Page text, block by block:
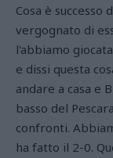
Cosa è successo
vergognato di
l'abbiamo
e dissi questa
andare a casa e
basso del
confronti.
ha fatto il 2-0.